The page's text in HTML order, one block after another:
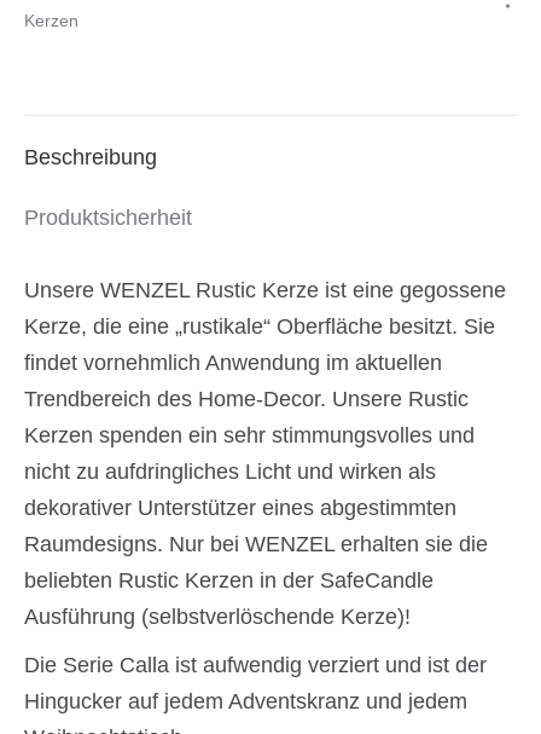
der
tiefseeblau
Kerzen
Beschreibung
Produktsicherheit
Unsere WENZEL Rustic Kerze ist eine gegossene
Kerze, die eine „rustikale“ Oberfläche besitzt. Sie
findet vornehmlich Anwendung im aktuellen
Trendbereich des Home-Decor. Unsere Rustic
Kerzen spenden ein sehr stimmungsvolles und
nicht zu aufdringliches Licht und wirken als
dekorativer Unterstützer eines abgestimmten
Raumdesigns. Nur bei WENZEL erhalten sie die
beliebten Rustic Kerzen in der SafeCandle
Ausführung (selbstverlöschende Kerze)!
Die Serie Calla ist aufwendig verziert und ist der
Hingucker auf jedem Adventskranz und jedem